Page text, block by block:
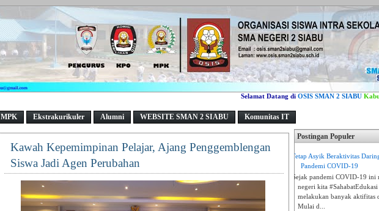
Selamat Datang di OSIS SMAN 2 SIABU
MPK Ekstrakurikuler Alumni WEBSITE SMAN 2 SIABU Komunitas IT
Kawah Kepemimpinan Pelajar, Ajang Penggemblengan
Siswa Jadi Agen Perubahan
Postingan Populer
Tetap Asyik Beraktivitas
Pandemi COVID-19
Sejak pandemi COVID-19 ini
negeri kita
melakukan banyak aktifitas
Mulai d...